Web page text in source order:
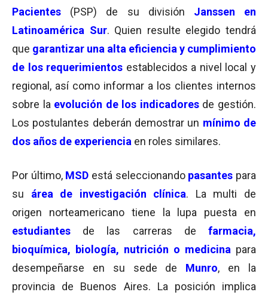
Pacientes (PSP) de su división Janssen en
Latinoamérica Sur. Quien resulte elegido tendrá
que garantizar una alta eficiencia y cumplimiento
de los requerimientos establecidos a nivel local y
regional, así como informar a los clientes internos
sobre la evolución de los indicadoresde gestión.
Los postulantes deberán demostrar un mínimo de
dos años de experiencia en roles similares.
Por último, MSD está seleccionando pasantes para
su área de investigación clínica. La multi de
origen norteamericano tiene la lupa puesta en
estudiantes de las carreras de farmacia,
bioquímica, biología, nutrición o medicina para
desempeñarse en su sede de Munro, en la
provincia de Buenos Aires. La posición implica